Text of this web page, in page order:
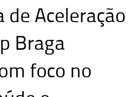
de Aceleração
Braga
foco no